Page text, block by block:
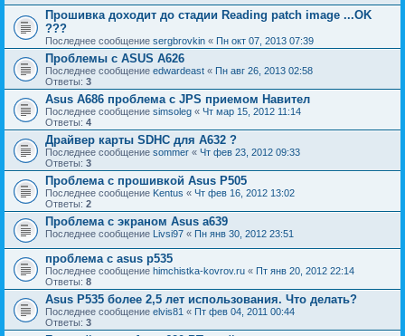
Прошивка доходит до стадии Reading patch image ...OK
???
Последнее сообщение sergbrovkin « Пн окт 07, 2013 07:39
Проблемы с ASUS A626
Последнее сообщение edwardeast « Пн авг 26, 2013 02:58
Ответы: 3
Asus A686 проблема с JPS приемом Навител
Последнее сообщение simsoleg « Чт мар 15, 2012 11:14
Ответы: 4
Драйвер карты SDHC для А632 ?
Последнее сообщение sommer « Чт фев 23, 2012 09:33
Ответы: 3
Проблема с прошивкой Asus P505
Последнее сообщение Kentus « Чт фев 16, 2012 13:02
Ответы: 2
Проблема с экраном Asus a639
Последнее сообщение Livsi97 « Пн янв 30, 2012 23:51
проблема с asus p535
Последнее сообщение himchistka-kovrov.ru « Пт янв 20, 2012 22:14
Ответы: 8
Asus P535 более 2,5 лет использования. Что делать?
Последнее сообщение elvis81 « Пт фев 04, 2011 00:44
Ответы: 3